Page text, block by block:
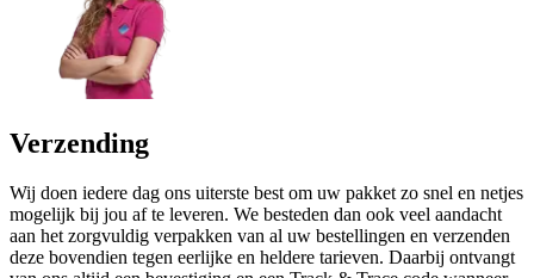
Verzending
Wij doen iedere dag ons uiterste best om uw pakket zo snel en netjes
mogelijk bij jou af te leveren. We besteden dan ook veel aandacht
aan het zorgvuldig verpakken van al uw bestellingen en verzenden
deze bovendien tegen eerlijke en heldere tarieven. Daarbij ontvangt